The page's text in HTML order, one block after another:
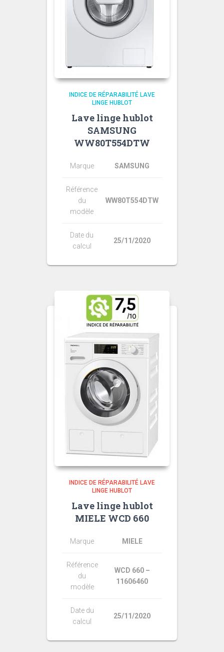
INDICE DE RÉPARABILITÉ LAVE
LINGE HUBLOT
Lave linge hublot
SAMSUNG
WW80T554DTW
Marque SAMSUNG
Référence
du
modèle
WW80T554DTW
Date du
calcul
25/11/2020
INDICE DE RÉPARABILITÉ LAVE
LINGE HUBLOT
Lave linge hublot
MIELE WCD 660
Marque MIELE
Référence
du
modèle
WCD 660 –
11606460
Date du
calcul
25/11/2020